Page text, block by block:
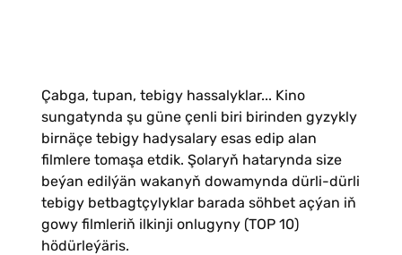
Çabga, tupan, tebigy hassalyklar... Kino
sungatynda şu güne çenli biri birinden gyzykly
birnäçe tebigy hadysalary esas edip alan
filmlere tomaşa etdik. Şolaryň hatarynda size
beýan edilýän wakanyň dowamynda dürli-dürli
tebigy betbagtçylyklar barada söhbet açýan iň
gowy filmleriň ilkinji onlugyny (TOP 10)
hödürleýäris.